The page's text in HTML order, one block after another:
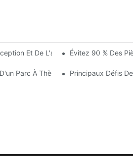
De Divertissement Avec
Et De L'avancement Des
Évitez 90 % Des
Parc À Thème Principaux Défis